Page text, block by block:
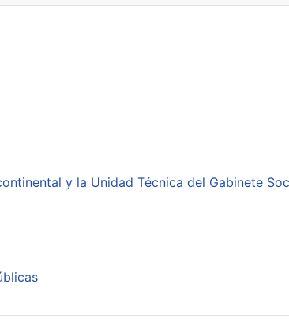
y la Unidad Técnica del Gabinete